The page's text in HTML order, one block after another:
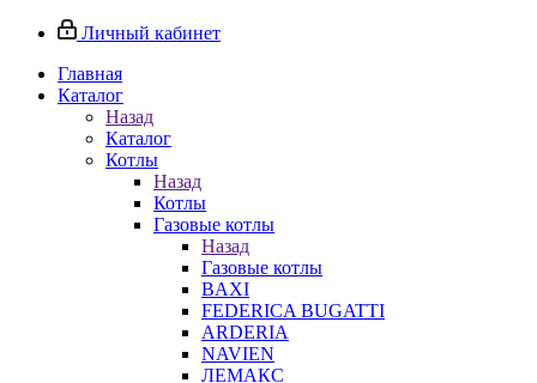
Личный кабинет
Главная
Каталог
Назад
Каталог
Котлы
Назад
Котлы
Газовые котлы
Назад
Газовые котлы
BAXI
FEDERICA BUGATTI
ARDERIA
NAVIEN
ЛЕМАКС